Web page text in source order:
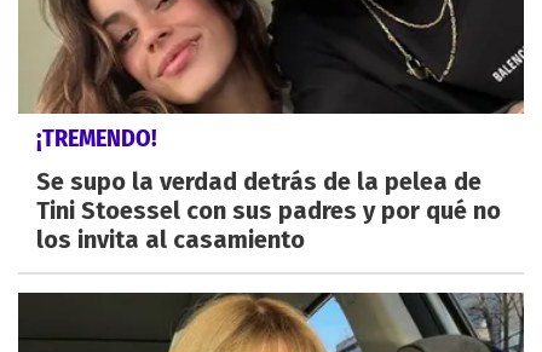
¡TREMENDO!
Se supo la verdad detrás de la pelea de
Tini Stoessel con sus padres y por qué no
los invita al casamiento